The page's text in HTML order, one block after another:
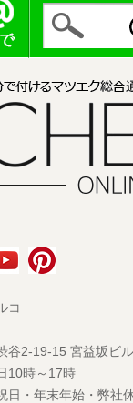
コ
谷2-19-15 宮益坂ビ
10時～17時
・年末年始・弊社